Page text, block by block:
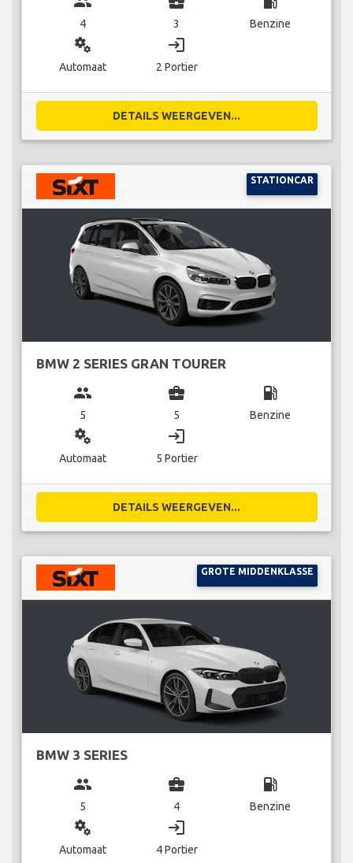
4 3 Benzine
miscellaneous_services
Automaat
login
2 Portier
DETAILS WEERGEVEN...
STATIONCAR
BMW 2 SERIES GRAN TOURER
group
5
business_center
5
local_gas_station
Benzine
miscellaneous_services
Automaat
login
5 Portier
DETAILS WEERGEVEN...
GROTE MIDDENKLASSE
BMW 3 SERIES
group
5
business_center
4
local_gas_station
Benzine
miscellaneous_services
Automaat
login
4 Portier